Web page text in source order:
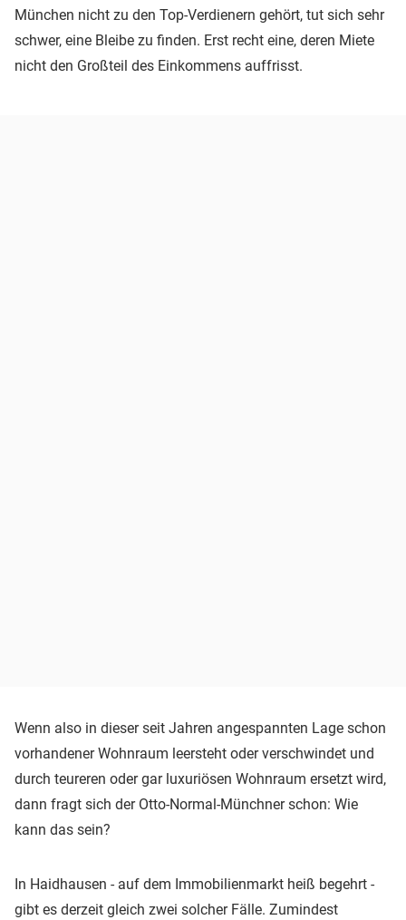
München nicht zu den Top-Verdienern gehört, tut sich sehr
schwer, eine Bleibe zu finden. Erst recht eine, deren Miete
nicht den Großteil des Einkommens auffrisst.
Wenn also in dieser seit Jahren angespannten Lage schon
vorhandener Wohnraum leersteht oder verschwindet und
durch teureren oder gar luxuriösen Wohnraum ersetzt wird,
dann fragt sich der Otto-Normal-Münchner schon: Wie
kann das sein?
In Haidhausen - auf dem Immobilienmarkt heiß begehrt -
gibt es derzeit gleich zwei solcher Fälle. Zumindest